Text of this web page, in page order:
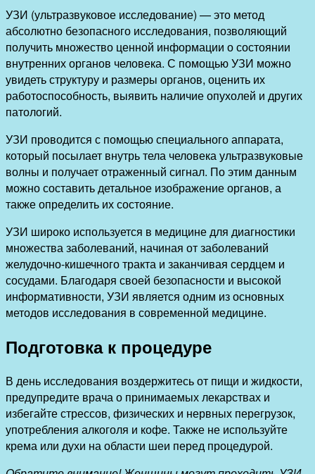
УЗИ (ультразвуковое исследование) — это метод
абсолютно безопасного исследования, позволяющий
получить множество ценной информации о состоянии
внутренних органов человека. С помощью УЗИ можно
увидеть структуру и размеры органов, оценить их
работоспособность, выявить наличие опухолей и других
патологий.
УЗИ проводится с помощью специального аппарата,
который посылает внутрь тела человека ультразвуковые
волны и получает отраженный сигнал. По этим данным
можно составить детальное изображение органов, а
также определить их состояние.
УЗИ широко используется в медицине для диагностики
множества заболеваний, начиная от заболеваний
желудочно-кишечного тракта и заканчивая сердцем и
сосудами. Благодаря своей безопасности и высокой
информативности, УЗИ является одним из основных
методов исследования в современной медицине.
Подготовка к процедуре
В день исследования воздержитесь от пищи и жидкости,
предупредите врача о принимаемых лекарствах и
избегайте стрессов, физических и нервных перегрузок,
употребления алкоголя и кофе. Также не используйте
крема или духи на области шеи перед процедурой.